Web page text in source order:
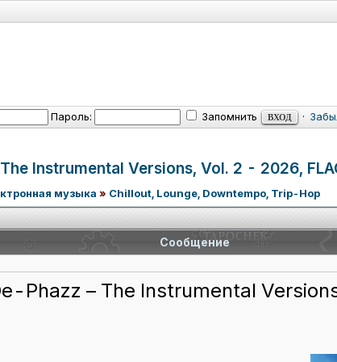
Пароль: Запомнить ·
Instrumental Versions, Vol. 2 - 2026,
музыка » Chillout, Lounge, Downtempo, Trip-Hop
Сообщение
Phazz – The Instrumental